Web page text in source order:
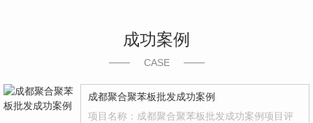
成功案例
CASE
成都聚合聚苯板批发成功案例
项目名称：成都聚合聚苯板批发成功案例项目评